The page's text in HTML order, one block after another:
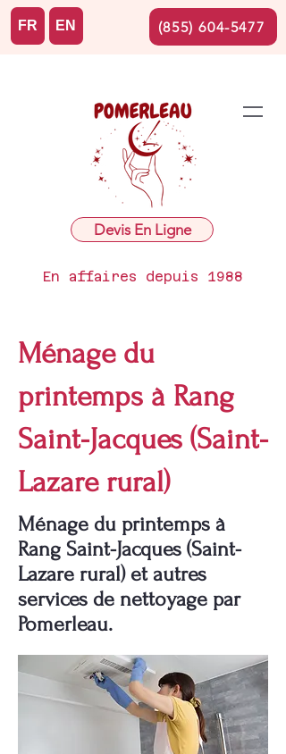
Devis En Ligne
En affaires depuis 1988
FR EN (855) 604-5477
Ménage du
printemps à Rang
Saint-Jacques (Saint-
Lazare rural)
Ménage du printemps à
Rang Saint-Jacques (Saint-
Lazare rural) et autres
services de nettoyage par
Pomerleau.